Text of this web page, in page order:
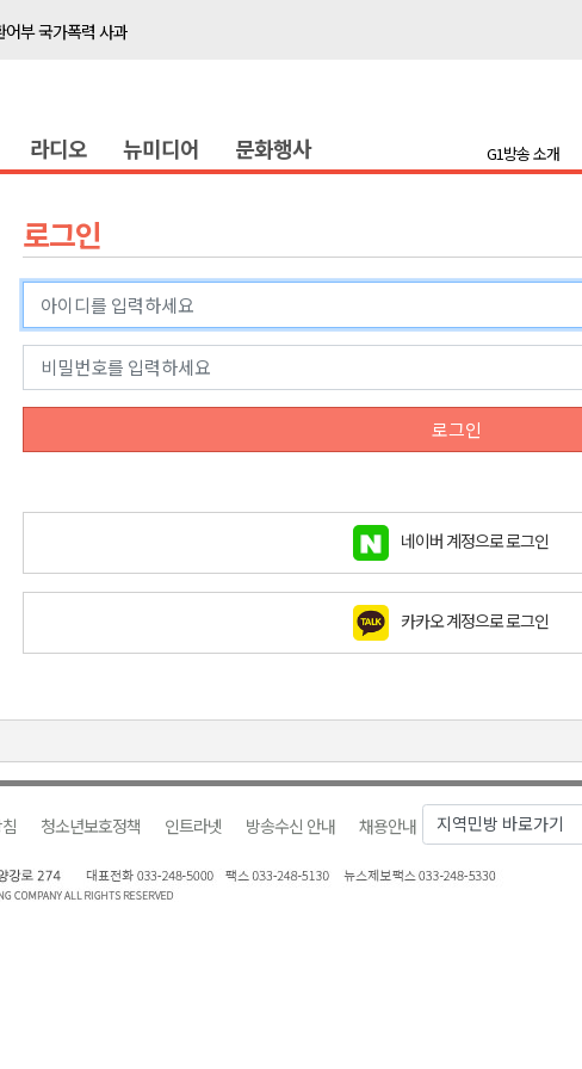
어부 국가폭력 사과
강릉시 초청 특별 강연
장 춘천 유치 건의
회 개최
시급
이상 387명 인사
"하나된 공동체"
어부 국가폭력 사과
놀이 접목
과 정책간담회
릉시 초청 특별 강연
이상 387명 인사
라디오 뉴미디어 문화행사 G1방송 소개
로그인
로그인
네이버 계정으로 로그인
카카오 계정으로 로그인
청소년보호정책 인트라넷 방송수신 안내 채용안내